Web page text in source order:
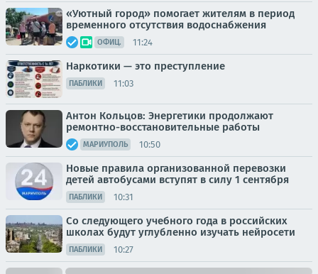
«Уютный город» помогает жителям в период
временного отсутствия водоснабжения
ОФИЦ. 11:24
Наркотики — это преступление
ПАБЛИКИ 11:03
Антон Кольцов: Энергетики продолжают
ремонтно-восстановительные работы
МАРИУПОЛЬ 10:50
Новые правила организованной перевозки
детей автобусами вступят в силу 1 сентября
ПАБЛИКИ 10:31
Со следующего учебного года в российских
школах будут углубленно изучать нейросети
ПАБЛИКИ 10:27